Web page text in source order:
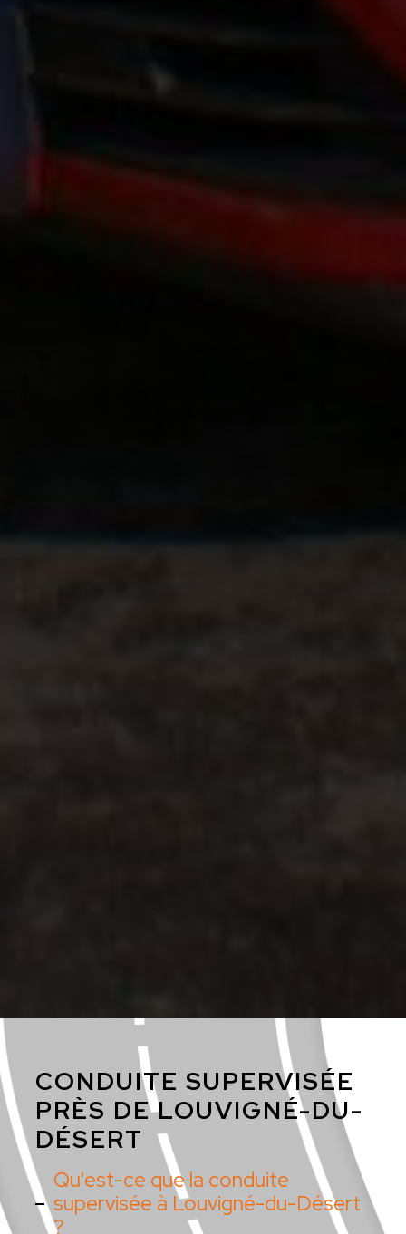
CONDUITE SUPERVISÉE
PRÈS DE LOUVIGNÉ-DU-
DÉSERT
Qu'est-ce que la conduite
supervisée à Louvigné-du-Désert
?